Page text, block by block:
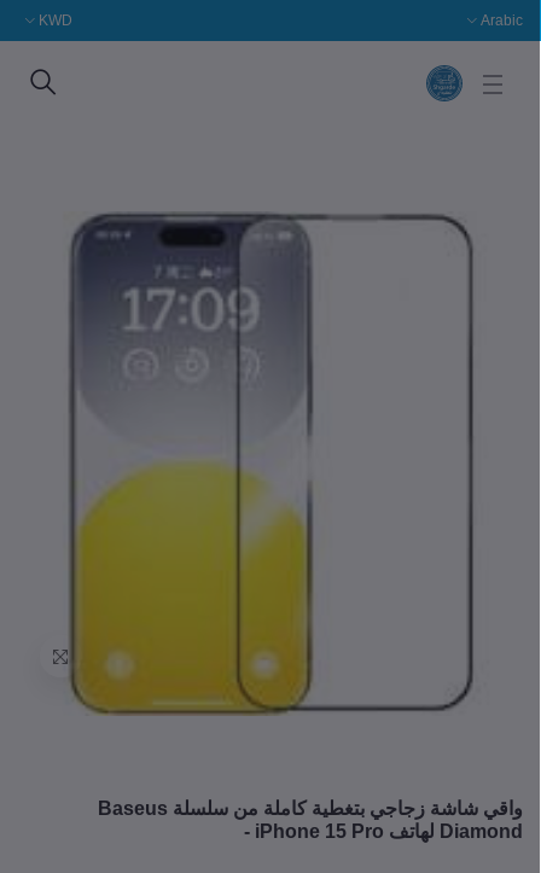
Arabic
KWD
واقي شاشة زجاجي بتغطية كاملة من سلسلة Baseus
Diamond لهاتف iPhone 15 Pro -